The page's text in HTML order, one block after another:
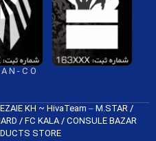
N - C O @
KH ~ HivaTeam – M.STAR /
/ FC K​ALA / CONSULE BAZAR
STORE